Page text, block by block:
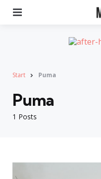
Start Puma
1 Posts
Puma